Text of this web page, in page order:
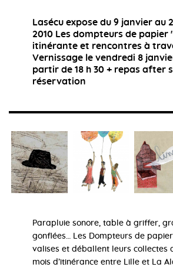
Lasécu expose du 9 janvier au
2010 Les dompteurs de papier
itinérante et rencontres à
Vernissage le vendredi 8
partir de 18 h 30 + repas after
réservation
Parapluie sonore, table à griffer,
gonflées… Les Dompteurs de
valises et déballent leurs collectes
mois d’itinérance entre Lille et La